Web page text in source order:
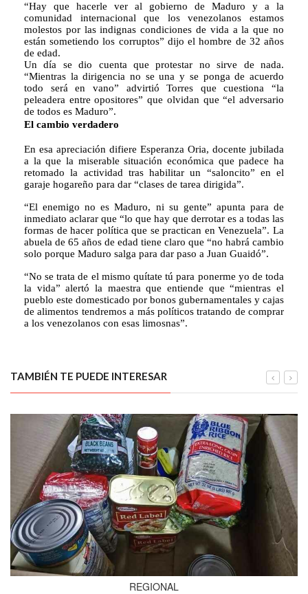
“Hay que hacerle ver al gobierno de Maduro y a la
comunidad internacional que los venezolanos estamos
molestos por las indignas condiciones de vida a la que no
están sometiendo los corruptos” dijo el hombre de 32 años
de edad.
Un día se dio cuenta que protestar no sirve de nada.
“Mientras la dirigencia no se una y se ponga de acuerdo
todo será en vano” advirtió Torres que cuestiona “la
peleadera entre opositores” que olvidan que “el adversario
de todos es Maduro”.
El cambio verdadero
En esa apreciación difiere Esperanza Oria, docente jubilada
a la que la miserable situación económica que padece ha
retomado la actividad tras habilitar un “saloncito” en el
garaje hogareño para dar “clases de tarea dirigida”.
“El enemigo no es Maduro, ni su gente” apunta para de
inmediato aclarar que “lo que hay que derrotar es a todas las
formas de hacer política que se practican en Venezuela”. La
abuela de 65 años de edad tiene claro que “no habrá cambio
solo porque Maduro salga para dar paso a Juan Guaidó”.
“No se trata de el mismo quítate tú para ponerme yo de toda
la vida” alertó la maestra que entiende que “mientras el
pueblo este domesticado por bonos gubernamentales y cajas
de alimentos tendremos a más políticos tratando de comprar
a los venezolanos con esas limosnas”.
TAMBIÉN TE PUEDE INTERESAR
REGIONAL